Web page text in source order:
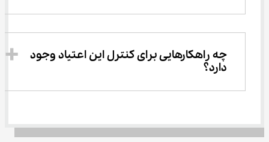
چه راهکارهایی برای کنترل این اعتیاد وجود
دارد؟